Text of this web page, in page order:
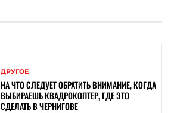
ДРУГОЕ
НА ЧТО СЛЕДУЕТ ОБРАТИТЬ ВНИМАНИЕ, КОГДА
ВЫБИРАЕШЬ КВАДРОКОПТЕР, ГДЕ ЭТО
СДЕЛАТЬ В ЧЕРНИГОВЕ